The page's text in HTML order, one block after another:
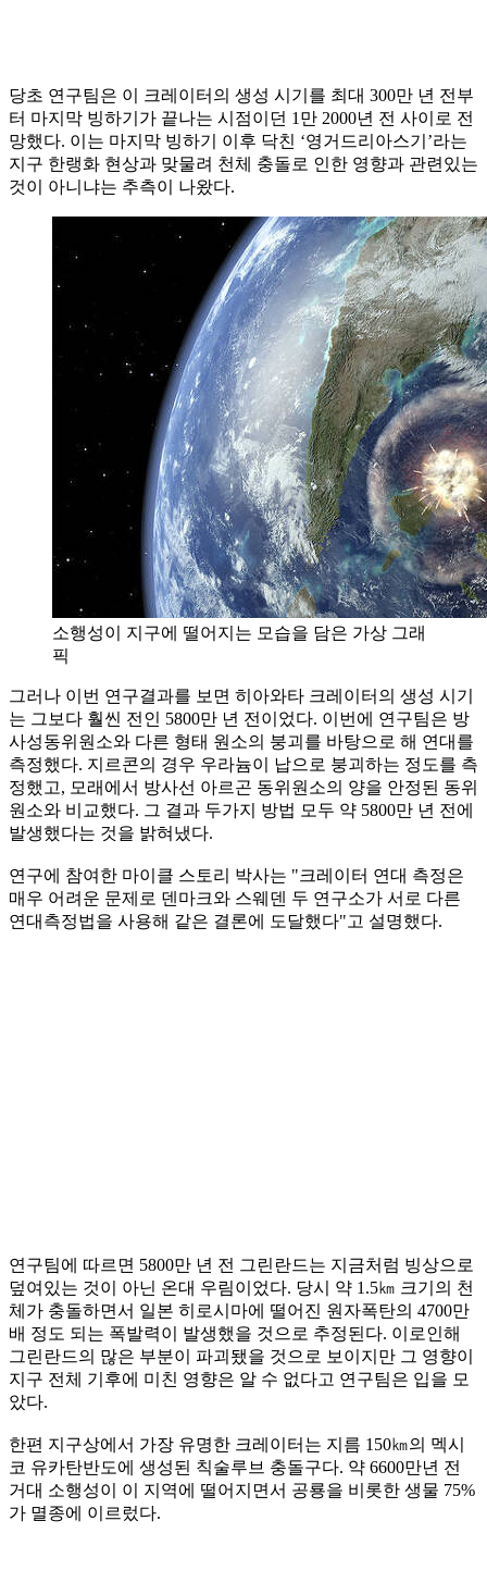
당초 연구팀은 이 크레이터의 생성 시기를 최대 300만 년 전부
터 마지막 빙하기가 끝나는 시점이던 1만 2000년 전 사이로 전
망했다. 이는 마지막 빙하기 이후 닥친 ‘영거드리아스기’라는
지구 한랭화 현상과 맞물려 천체 충돌로 인한 영향과 관련있는
것이 아니냐는 추측이 나왔다.
소행성이 지구에 떨어지는 모습을 담은 가상 그래
픽
그러나 이번 연구결과를 보면 히아와타 크레이터의 생성 시기
는 그보다 훨씬 전인 5800만 년 전이었다. 이번에 연구팀은 방
사성동위원소와 다른 형태 원소의 붕괴를 바탕으로 해 연대를
측정했다. 지르콘의 경우 우라늄이 납으로 붕괴하는 정도를 측
정했고, 모래에서 방사선 아르곤 동위원소의 양을 안정된 동위
원소와 비교했다. 그 결과 두가지 방법 모두 약 5800만 년 전에
발생했다는 것을 밝혀냈다.
연구에 참여한 마이클 스토리 박사는 "크레이터 연대 측정은
매우 어려운 문제로 덴마크와 스웨덴 두 연구소가 서로 다른
연대측정법을 사용해 같은 결론에 도달했다"고 설명했다.
연구팀에 따르면 5800만 년 전 그린란드는 지금처럼 빙상으로
덮여있는 것이 아닌 온대 우림이었다. 당시 약 1.5㎞ 크기의 천
체가 충돌하면서 일본 히로시마에 떨어진 원자폭탄의 4700만
배 정도 되는 폭발력이 발생했을 것으로 추정된다. 이로인해
그린란드의 많은 부분이 파괴됐을 것으로 보이지만 그 영향이
지구 전체 기후에 미친 영향은 알 수 없다고 연구팀은 입을 모
았다.
한편 지구상에서 가장 유명한 크레이터는 지름 150㎞의 멕시
코 유카탄반도에 생성된 칙술루브 충돌구다. 약 6600만년 전
거대 소행성이 이 지역에 떨어지면서 공룡을 비롯한 생물 75%
가 멸종에 이르렀다.